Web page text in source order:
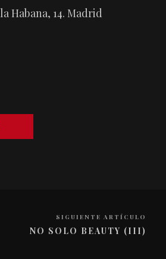
Habana, 14. Madrid
SIGUIENTE ARTÍCULO
NO SOLO BEAUTY (III)